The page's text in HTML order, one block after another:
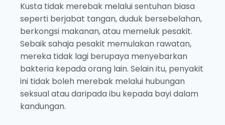
Kusta tidak merebak melalui sentuhan biasa
seperti berjabat tangan, duduk bersebelahan,
berkongsi makanan, atau memeluk pesakit.
Sebaik sahaja pesakit memulakan rawatan,
mereka tidak lagi berupaya menyebarkan
bakteria kepada orang lain. Selain itu, penyakit
ini tidak boleh merebak melalui hubungan
seksual atau daripada ibu kepada bayi dalam
kandungan.